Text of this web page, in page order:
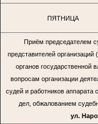
ПЯТНИЦА
Приём председателем
представителей
органов государственной
вопросам организации
судей и работников аппарата
дел, обжалованием
ул.